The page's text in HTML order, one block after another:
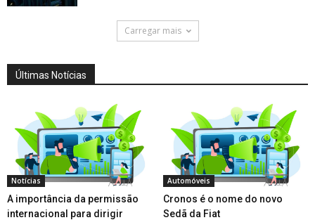
Carregar mais
Últimas Notícias
Notícias
A importância da permissão
internacional para dirigir
Automóveis
Cronos é o nome do novo
Sedã da Fiat